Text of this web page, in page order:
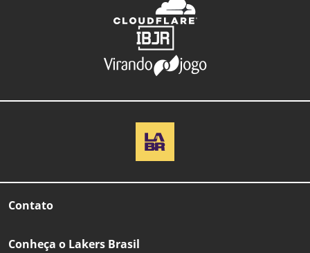
Contato
Conheça o Lakers Brasil